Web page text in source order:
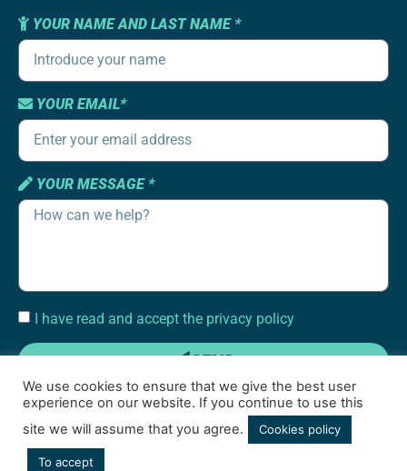
YOUR NAME AND LAST NAME *
YOUR EMAIL*
YOUR MESSAGE *
I have read and accept the privacy policy
SEND
We use cookies to ensure that we give the best user
experience on our website. If you continue to use this
site we will assume that you agree.
Cookies policy
To accept